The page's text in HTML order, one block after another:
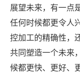
展望未来，有一点
任何时候都更令人
控加工的精确性，
共同塑造一个未来
候都更快、更好、